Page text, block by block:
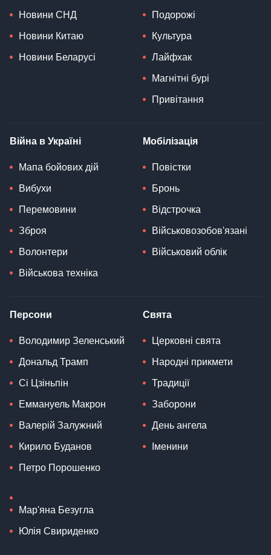
Новини СНД
Новини Китаю
Новини Беларусі
Подорожі
Культура
Лайфхак
Магнітні бурі
Привітання
Війна в Україні
Мапа бойових дій
Вибухи
Перемовини
Зброя
Волонтери
Військова техніка
Мобілізація
Повістки
Бронь
Відстрочка
Військовозобов'язані
Військовий облік
Персони
Володимир Зеленський
Дональд Трамп
Сі Цзіньпін
Еммануель Макрон
Валерій Залужний
Кирило Буданов
Петро Порошенко
Мар'яна Безугла
Юлія Свириденко
Свята
Церковні свята
Народні прикмети
Традиції
Заборони
День ангела
Іменини